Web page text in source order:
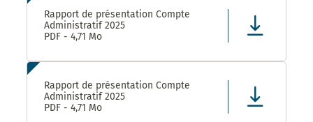
Rapport de présentation Compte
Administratif 2025
PDF - 4,71 Mo
Rapport de présentation Compte
Administratif 2025
PDF - 4,71 Mo